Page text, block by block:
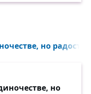
но радость
но